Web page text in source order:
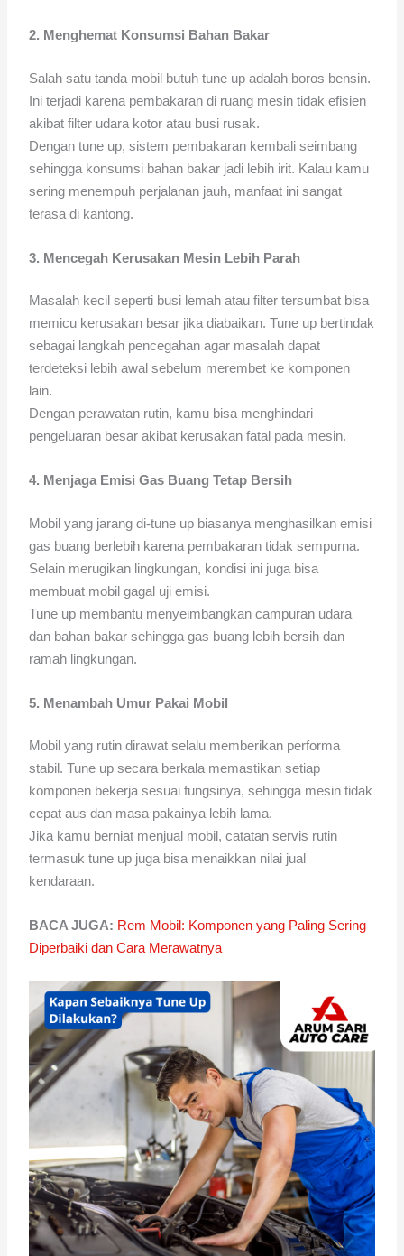
2. Menghemat Konsumsi Bahan Bakar
Salah satu tanda mobil butuh tune up adalah boros bensin.
Ini terjadi karena pembakaran di ruang mesin tidak efisien
akibat filter udara kotor atau busi rusak.
Dengan tune up, sistem pembakaran kembali seimbang
sehingga konsumsi bahan bakar jadi lebih irit. Kalau kamu
sering menempuh perjalanan jauh, manfaat ini sangat
terasa di kantong.
3. Mencegah Kerusakan Mesin Lebih Parah
Masalah kecil seperti busi lemah atau filter tersumbat bisa
memicu kerusakan besar jika diabaikan. Tune up bertindak
sebagai langkah pencegahan agar masalah dapat
terdeteksi lebih awal sebelum merembet ke komponen
lain.
Dengan perawatan rutin, kamu bisa menghindari
pengeluaran besar akibat kerusakan fatal pada mesin.
4. Menjaga Emisi Gas Buang Tetap Bersih
Mobil yang jarang di-tune up biasanya menghasilkan emisi
gas buang berlebih karena pembakaran tidak sempurna.
Selain merugikan lingkungan, kondisi ini juga bisa
membuat mobil gagal uji emisi.
Tune up membantu menyeimbangkan campuran udara
dan bahan bakar sehingga gas buang lebih bersih dan
ramah lingkungan.
5. Menambah Umur Pakai Mobil
Mobil yang rutin dirawat selalu memberikan performa
stabil. Tune up secara berkala memastikan setiap
komponen bekerja sesuai fungsinya, sehingga mesin tidak
cepat aus dan masa pakainya lebih lama.
Jika kamu berniat menjual mobil, catatan servis rutin
termasuk tune up juga bisa menaikkan nilai jual
kendaraan.
BACA JUGA: Rem Mobil: Komponen yang Paling Sering
Diperbaiki dan Cara Merawatnya